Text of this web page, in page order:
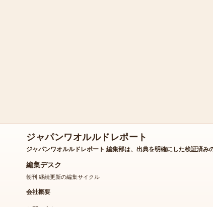
ジャパンワオルルドレポート
ジャパンワオルルドレポート 編集部は、出典を明確にした検証済み
編集デスク